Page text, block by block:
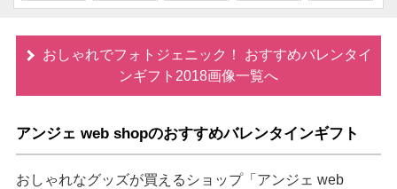
おしゃれでフォトジェニック！ おすすめバレンタイ
ンギフト2018画像一覧へ
アンジェ web shopのおすすめバレンタインギフト
おしゃれなグッズが買えるショップ「アンジェ web